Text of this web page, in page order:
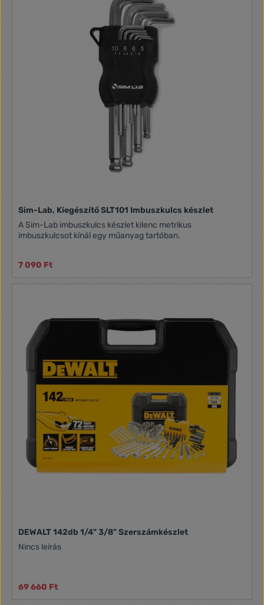
Sim-Lab, Kiegészítő SLT101 Imbuszkulcs készlet
A Sim-Lab imbuszkulcs készlet kilenc metrikus
imbuszkulcsot kínál egy műanyag tartóban.
7 090 Ft
DEWALT 142db 1/4" 3/8" Szerszámkészlet
Nincs leírás
69 660 Ft